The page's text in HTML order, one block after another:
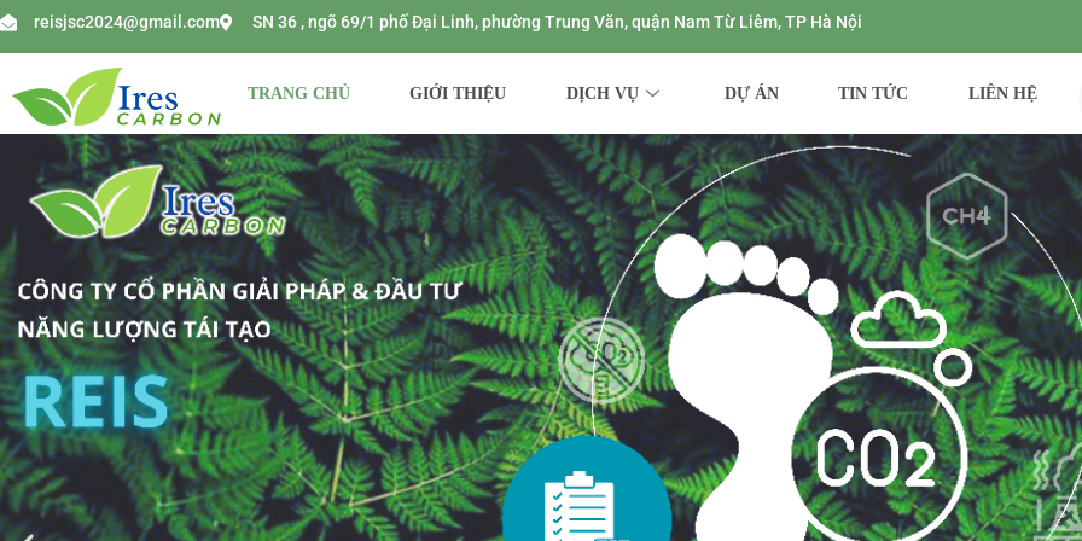
reisjsc2024@gmail.com SN 36 , ngõ 69/1 phố Đại Linh, phường Trung Văn, quận Nam Từ Liêm, TP Hà Nội
TRANG CHỦ GIỚI THIỆU DỊCH VỤ DỰ ÁN TIN TỨC LIÊN HỆ